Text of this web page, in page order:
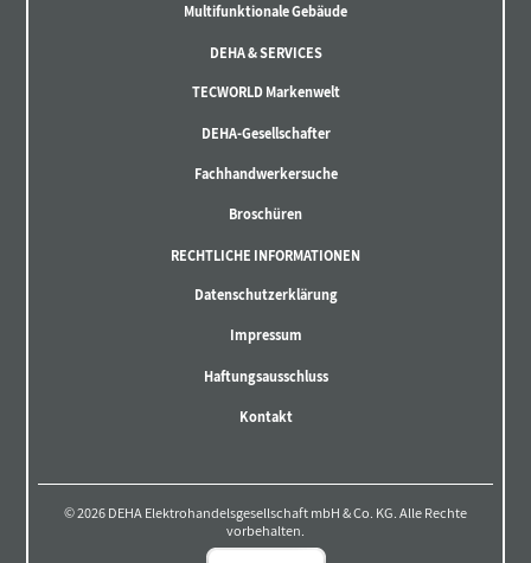
Multifunktionale Gebäude
DEHA & SERVICES
TECWORLD Markenwelt
DEHA-Gesellschafter
Fachhandwerkersuche
Broschüren
RECHTLICHE INFORMATIONEN
Datenschutzerklärung
Impressum
Haftungsausschluss
Kontakt
© 2026 DEHA Elektrohandelsgesellschaft mbH & Co. KG. Alle Rechte
vorbehalten.